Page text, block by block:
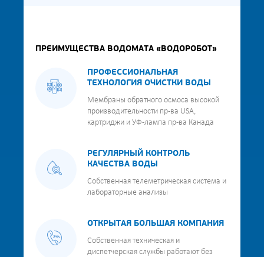
ПРЕИМУЩЕСТВА ВОДОМАТА «ВОДОРОБОТ»
ПРОФЕССИОНАЛЬНАЯ
ТЕХНОЛОГИЯ ОЧИСТКИ ВОДЫ
Мембраны обратного осмоса высокой
производительности пр-ва USA,
картриджи и УФ-лампа пр-ва Канада
РЕГУЛЯРНЫЙ КОНТРОЛЬ
КАЧЕСТВА ВОДЫ
Собственная телеметрическая система и
лабораторные анализы
ОТКРЫТАЯ БОЛЬШАЯ КОМПАНИЯ
Собственная техническая и
диспетчерская службы работают без